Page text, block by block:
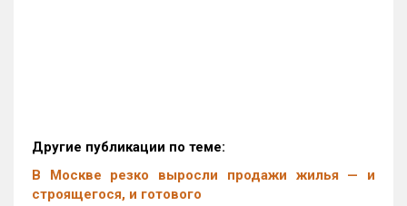
Другие публикации по теме:
В Москве резко выросли продажи жилья — и
строящегося, и готового